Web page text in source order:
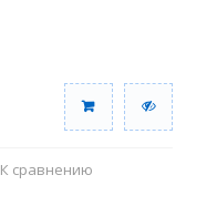
К сравнению